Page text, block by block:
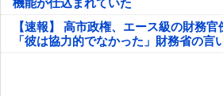
機能が仕込まれていた
【速報】 高市政権、エース級の財務
「彼は協力的でなかった」財務省の言
判明